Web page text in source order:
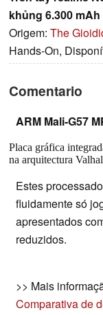
khủng 6.300
Origem: The
Hands-On,
Comentario
ARM Mali-G57
Placa gráfica
na arquitectura
Estes
fluidamente só
apresentados
reduzidos.
>> Mais
Comparativa de